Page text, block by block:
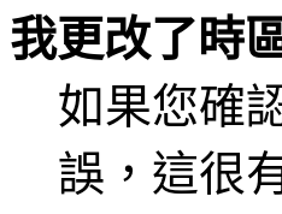
我更改了時
如果您確
誤，這很